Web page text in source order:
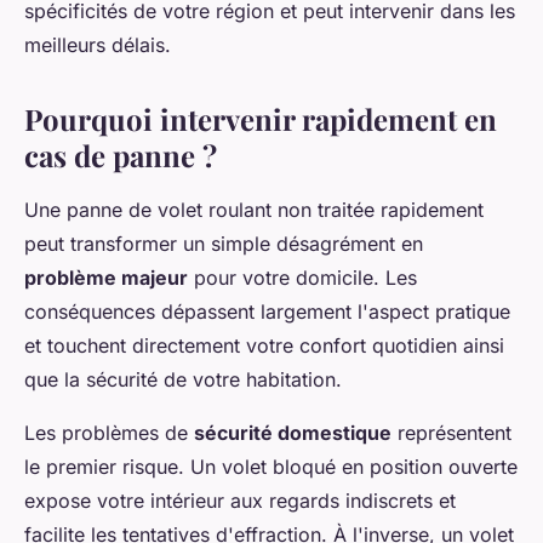
spécificités de votre région et peut intervenir dans les
meilleurs délais.
Pourquoi intervenir rapidement en
cas de panne ?
Une panne de volet roulant non traitée rapidement
peut transformer un simple désagrément en
problème majeur pour votre domicile. Les
conséquences dépassent largement l'aspect pratique
et touchent directement votre confort quotidien ainsi
que la sécurité de votre habitation.
Les problèmes de sécurité domestique représentent
le premier risque. Un volet bloqué en position ouverte
expose votre intérieur aux regards indiscrets et
facilite les tentatives d'effraction. À l'inverse, un volet